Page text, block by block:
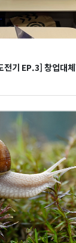
전기 EP.3] 창업대